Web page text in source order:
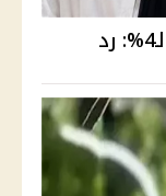
القصة الكاملة لأزمة ريم صاحبة الـ4%: رد